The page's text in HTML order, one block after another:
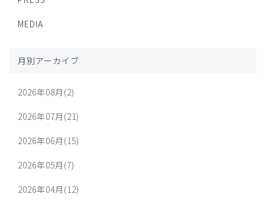
MEDIA
月別アーカイブ
2026年08月(2)
2026年07月(21)
2026年06月(15)
2026年05月(7)
2026年04月(12)